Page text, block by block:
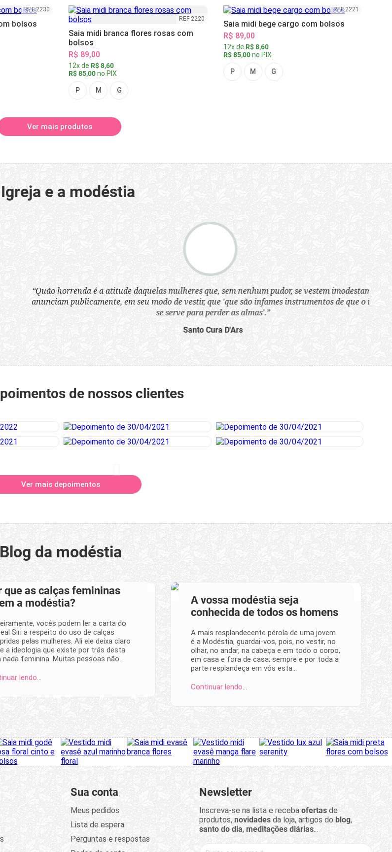
REF 2230
bolsos
REF 2220
Saia midi branca flores rosas com
bolsos
R$ 89,00
12x de R$ 8,60
R$ 85,00no PIX
P M G
REF 2221
Saia midi bege cargo com bolsos
R$ 89,00
12x de R$ 8,60
R$ 85,00no PIX
P M G
Ver mais produtos
e a modéstia
mulheres que, sem nenhum pudor, se vestem imodestamente e
de vestir, que 'que são infames instrumentos de que o inferno
de nossos clientes
Ver mais depoimentos
Blog da modéstia
que as calças femininas
a modéstia?
vocês podem ler a carta do
Siri a respeito do uso de calças
pelas mulheres. Ali ele deixa claro
a ideologia que existe por trás desta
nada feminina. Muitas pessoas não…
lendo…
A vossa modéstia seja
conhecida de todos os homens
A mais resplandecente pérola de uma jovem
é a Modéstia, guardai-vos, pois, no vestir, no
olhar, no andar, na cabeça e em todo o corpo,
em casa e fora de casa; sempre e por toda a
parte resplandeça em vós esta…
Continuar lendo…
Sua conta
Meus pedidos
Lista de espera
Perguntas e respostas
Newsletter
Inscreva-se na lista e receba ofertasde
produtos, novidadesda loja, artigos do blog,
santo do dia, meditações diárias...